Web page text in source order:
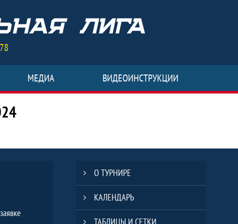
МЕДИА ВИДЕОИНСТРУКЦИИ
СОШ" Сезон - 2023-2024
О ТУРНИРЕ
КАЛЕНДАРЬ